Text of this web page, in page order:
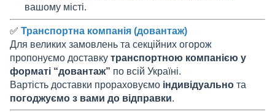
вашому місті.
✅ Транспортна компанія (довантаж)
Для великих замовлень та секційних огорож
пропонуємо доставку транспортною компанією у
форматі “довантаж” по всій Україні.
Вартість доставки прораховуємо індивідуально та
погоджуємо з вами до відправки.